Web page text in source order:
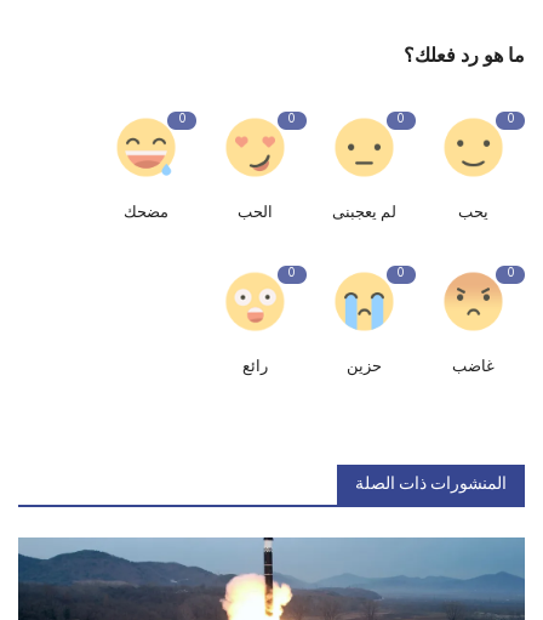
ما هو رد فعلك؟
0
يحب
0
لم يعجبنى
0
الحب
0
مضحك
0
غاضب
0
حزين
0
رائع
المنشورات ذات الصلة